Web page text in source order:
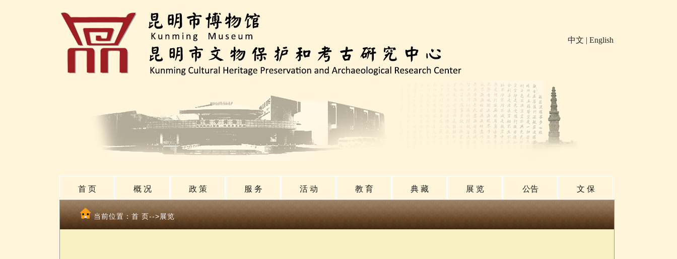
中文 | English
首 页 概 况 政 策 服 务 活 动 教 育 典 藏 展 览 公告 文 保
当前位置： 首 页-->展览